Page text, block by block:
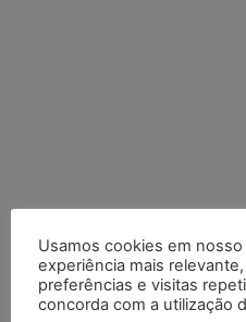
Usamos cookies em
experiência mais
preferências e visitas
concorda com a utilização